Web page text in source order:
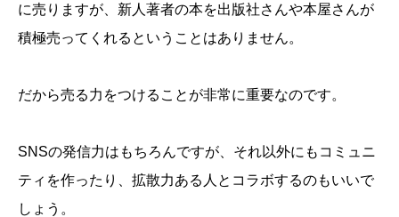
に売りますが、新人著者の本を出版社さんや本屋さんが
積極売ってくれるということはありません。
だから売る力をつけることが非常に重要なのです。
SNSの発信力はもちろんですが、それ以外にもコミュニ
ティを作ったり、拡散力ある人とコラボするのもいいで
しょう。